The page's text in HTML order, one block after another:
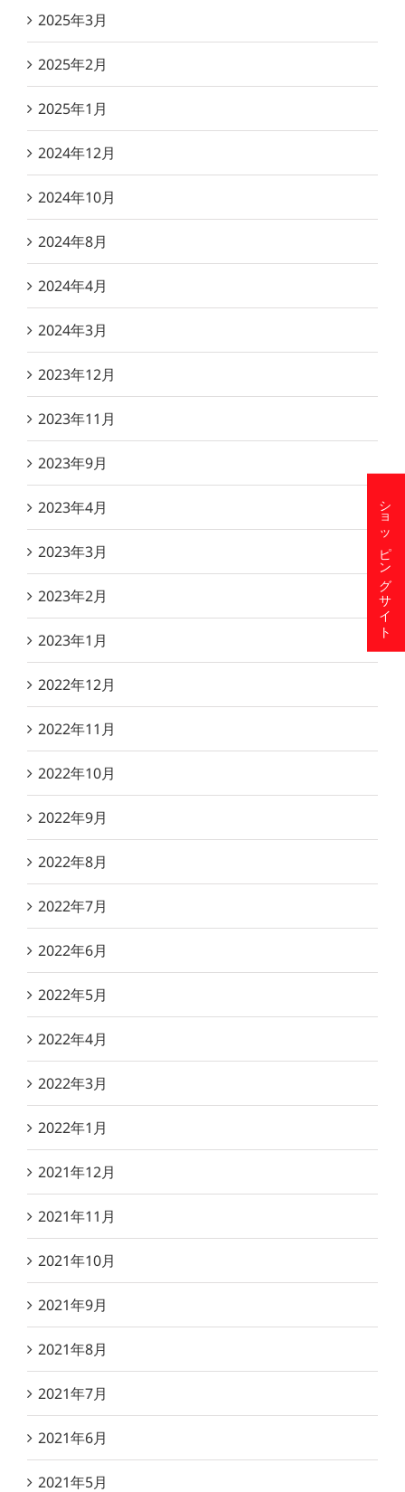
2025年3月
2025年2月
2025年1月
2024年12月
2024年10月
2024年8月
2024年4月
2024年3月
2023年12月
2023年11月
2023年9月
2023年4月
2023年3月
2023年2月
2023年1月
2022年12月
2022年11月
2022年10月
2022年9月
2022年8月
2022年7月
2022年6月
2022年5月
2022年4月
2022年3月
2022年1月
2021年12月
2021年11月
2021年10月
2021年9月
2021年8月
2021年7月
2021年6月
2021年5月
ショッピングサイト